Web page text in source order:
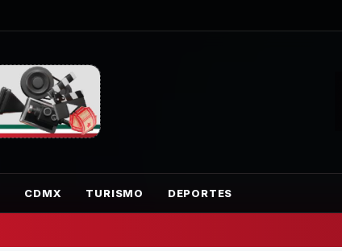
CDMX TURISMO DEPORTES